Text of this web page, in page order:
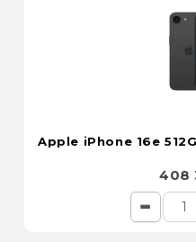
Apple iPhone 16e
408